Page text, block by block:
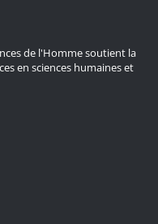
de l'Homme soutient la
en sciences humaines et